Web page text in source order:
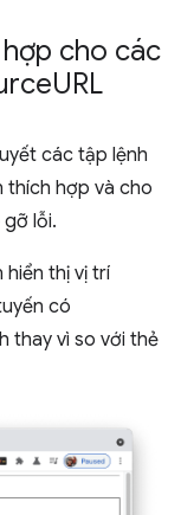
cho các
URL
các tập lệnh
thích hợp và cho
lỗi.
hiển thị vị trí
có
thay vì so với thẻ